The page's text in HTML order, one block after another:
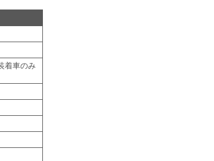
着車のみ